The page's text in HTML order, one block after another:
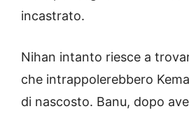
incastrato.
Nihan intanto riesce a
che intrappolerebbero
di nascosto. Banu, dopo